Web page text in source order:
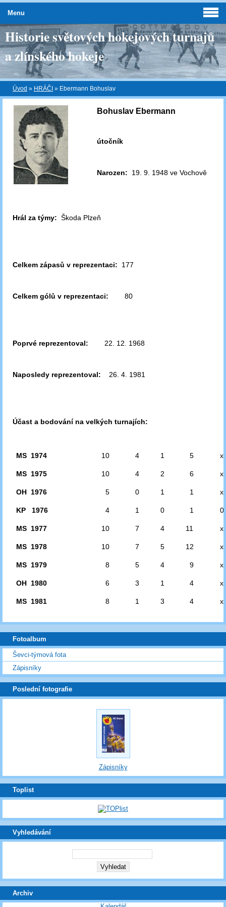
Historie světových hokejových turnajů
a zlínského hokeje
Úvod » HRÁČI » Ebermann Bohuslav
Bohuslav Ebermann
útočník
Narozen: 19. 9. 1948 ve Vochově
Hrál za týmy: Škoda Plzeň
Celkem zápasů v reprezentaci: 177
Celkem gólů v reprezentaci: 80
Poprvé reprezentoval: 22. 12. 1968
Naposledy reprezentoval: 26. 4. 1981
Účast a bodování na velkých turnajích:
MS 1974 10 4 1 5 x
MS 1975 10 4 2 6 x
OH 1976 5 0 1 1 x
KP 1976 4 1 0 1 0
MS 1977 10 7 4 11 x
MS 1978 10 7 5 12 x
MS 1979 8 5 4 9 x
OH 1980 6 3 1 4 x
MS 1981 8 1 3 4 x
Menu
Fotoalbum
Ševci-týmová fota
Zápisníky
Poslední fotografie
Zápisníky
Toplist
Vyhledávání
Archiv